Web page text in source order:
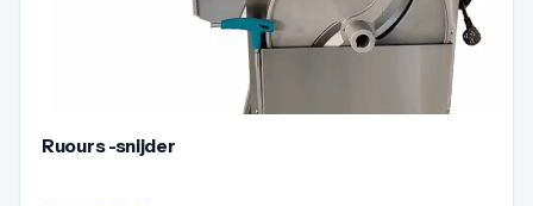
Ruours -snijder